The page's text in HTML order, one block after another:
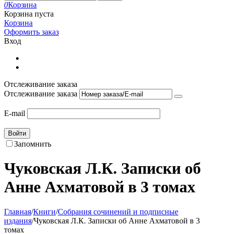
0Корзина
Корзина пуста
Корзина
Оформить заказ
Вход
Отслеживание заказа
Отслеживание заказа
E-mail
Войти
Запомнить
Чуковская Л.К. Записки об
Анне Ахматовой в 3 томах
Главная/Книги/Собрания сочинений и подписные
издания/Чуковская Л.К. Записки об Анне Ахматовой в 3
томах